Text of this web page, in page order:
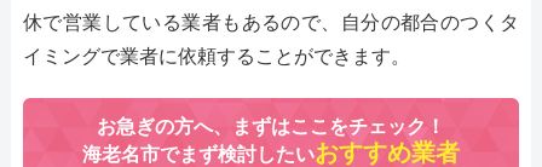
休で営業している業者もあるので、自分の都合のつくタ
イミングで業者に依頼することができます。
お急ぎの方へ、まずはここをチェック！
海老名市でまず検討したいおすすめ業者